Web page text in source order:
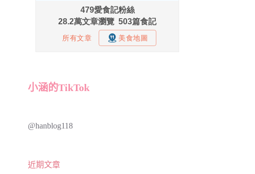
小涵的TikTok
@hanblog118
近期文章